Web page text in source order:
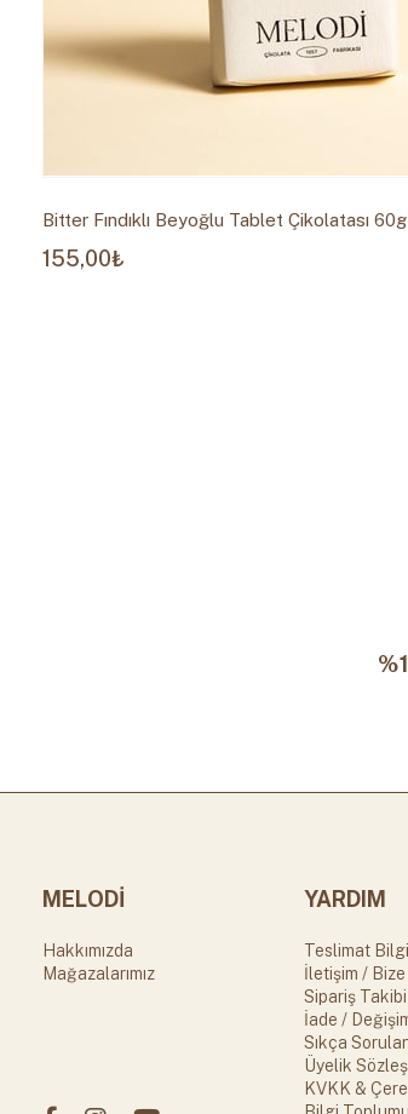
Bitter Fındıklı Beyoğlu Tablet Çikolatası 60g
155,00₺
MELODİ
Hakkımızda
Mağazalarımız
YARDIM
Teslimat
İletişim / Bize
Sipariş Takibi
İade /
Sıkça
Üyelik
KVKK &